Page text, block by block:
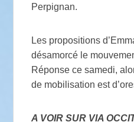
Perpignan.
Les propositions
désamorcé le
Réponse ce samedi,
de mobilisation est
A VOIR SUR VIA